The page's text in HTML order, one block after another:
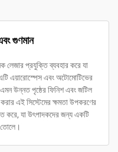
গুণমান
লেজার প্রযুক্তি ব্যবহার করে যা
এয়ারোস্পেস এবং অটোমোটিভের
উন্নত পৃষ্ঠের ফিনিশ এবং জটিল
এই সিস্টেমের ক্ষমতা উপকরণের
করে, যা উৎপাদকদের জন্য একটি
তোলে।